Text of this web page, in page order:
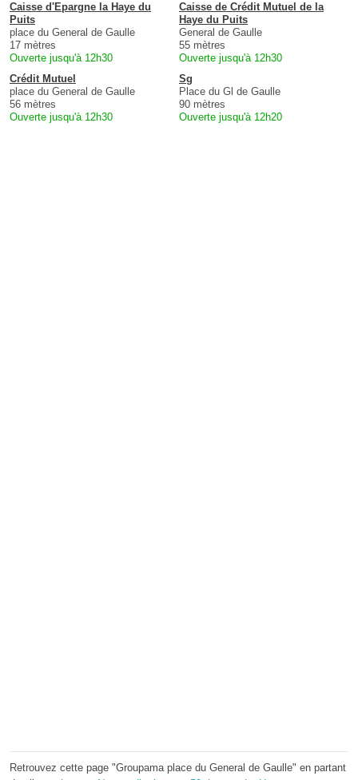
Caisse d'Epargne la Haye du
Puits
place du General de Gaulle
17 mètres
Ouverte jusqu'à 12h30
Caisse de Crédit Mutuel de la
Haye du Puits
General de Gaulle
55 mètres
Ouverte jusqu'à 12h30
Crédit Mutuel
place du General de Gaulle
56 mètres
Ouverte jusqu'à 12h30
Sg
Place du Gl de Gaulle
90 mètres
Ouverte jusqu'à 12h20
Retrouvez cette page "Groupama place du General de Gaulle" en partant